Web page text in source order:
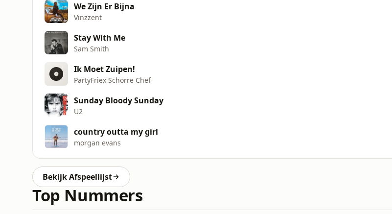
We Zijn Er Bijna
Vinzzent
Stay With Me
Sam Smith
Ik Moet Zuipen!
PartyFriex Schorre Chef
Sunday Bloody Sunday
U2
country outta my girl
morgan evans
Bekijk Afspeellijst
Top Nummers